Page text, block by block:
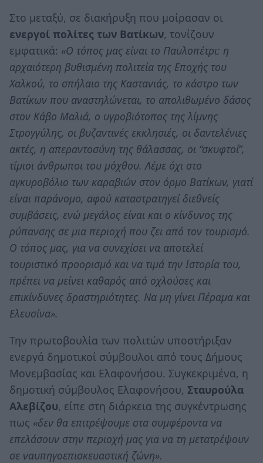
Στο μεταξύ, σε διακήρυξη που μοίρασαν οι
ενεργοί πολίτες των Βατίκων, τονίζουν
εμφατικά: «Ο τόπος μας είναι το Παυλοπέτρι: η
αρχαιότερη βυθισμένη πολιτεία της Εποχής του
Χαλκού, το σπήλαιο της Καστανιάς, το κάστρο των
Βατίκων που αναστηλώνεται, το απολιθωμένο δάσος
στον Κάβο Μαλιά, ο υγροβιότοπος της λίμνης
Στρογγύλης, οι βυζαντινές εκκλησιές, οι δαντελένιες
ακτές, η απεραντοσύνη της θάλασσας, οι “σκυφτοί”,
τίμιοι άνθρωποι του μόχθου. Λέμε όχι στο
αγκυροβόλιο των καραβιών στον όρμο Βατίκων, γιατί
είναι παράνομο, αφού καταστρατηγεί διεθνείς
συμβάσεις, ενώ μεγάλος είναι και ο κίνδυνος της
ρύπανσης σε μια περιοχή που ζει από τον τουρισμό.
Ο τόπος μας, για να συνεχίσει να αποτελεί
τουριστικό προορισμό και να τιμά την Ιστορία του,
πρέπει να μείνει καθαρός από οχλούσες και
επικίνδυνες δραστηριότητες. Να μη γίνει Πέραμα και
Ελευσίνα».
Την πρωτοβουλία των πολιτών υποστήριξαν
ενεργά δημοτικοί σύμβουλοι από τους Δήμους
Μονεμβασίας και Ελαφονήσου. Συγκεκριμένα, η
δημοτική σύμβουλος Ελαφονήσου, Σταυρούλα
Αλεβίζου, είπε στη διάρκεια της συγκέντρωσης
πως «δεν θα επιτρέψουμε στα συμφέροντα να
επελάσουν στην περιοχή μας για να τη μετατρέψουν
σε ναυπηγοεπισκευαστική ζώνη».